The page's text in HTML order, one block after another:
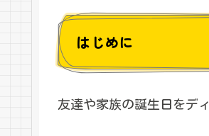
はじめに
友達や家族の誕生日をデ